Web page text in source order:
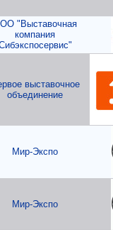
"Выставочная
компания
выставочное
объединение
Мир-Экспо
Мир-Экспо